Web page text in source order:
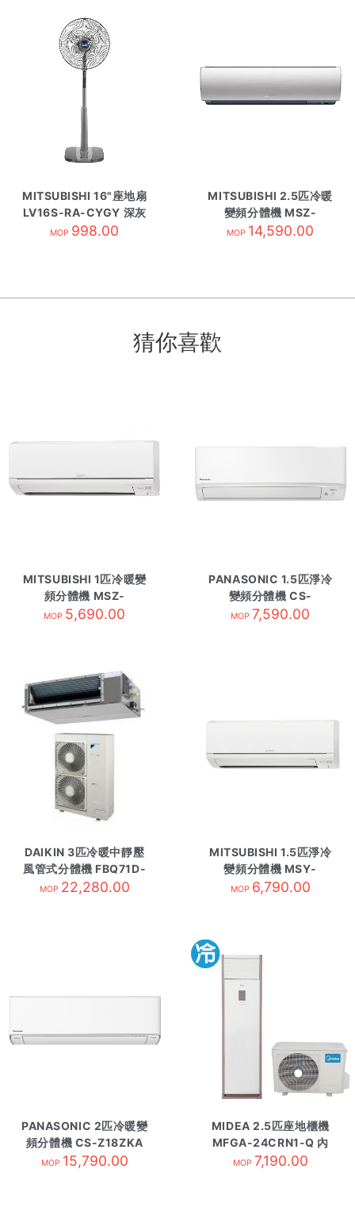
MITSUBISHI 16"座地扇
LV16S-RA-CYGY 深灰
MOP 998.00
MITSUBISHI 2.5匹冷暖
變頻分體機 MSZ-
WG20VA-內 R410A
MOP 14,590.00
猜你喜歡
MITSUBISHI 1匹冷暖變
頻分體機 MSZ-
GS09VF 內-R32
MOP 5,690.00
PANASONIC 1.5匹淨冷
變頻分體機 CS-
LU12ZKA 內-R32
MOP 7,590.00
DAIKIN 3匹冷暖中靜壓
風管式分體機 FBQ71D-
內-有線控R410
MOP 22,280.00
MITSUBISHI 1.5匹淨冷
變頻分體機 MSY-
GS12VF 內-R32
MOP 6,790.00
PANASONIC 2匹冷暖變
頻分體機 CS-Z18ZKA
內-R32
MOP 15,790.00
MIDEA 2.5匹座地櫃機
MFGA-24CRN1-Q 內
MOP 7,190.00